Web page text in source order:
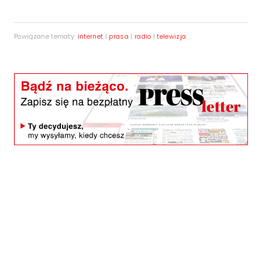
Powiązane tematy: internet | prasa | radio |telewizja